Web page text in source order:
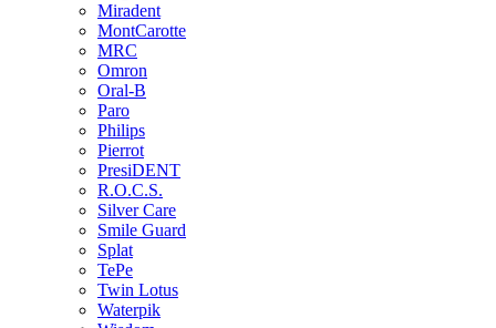
Miradent
MontCarotte
MRC
Omron
Oral-B
Paro
Philips
Pierrot
PresiDENT
R.O.C.S.
Silver Care
Smile Guard
Splat
TePe
Twin Lotus
Waterpik